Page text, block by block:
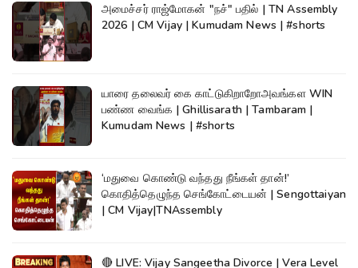
அமைச்சர் ராஜ்மோகன் "நச்" பதில் | TN Assembly
2026 | CM Vijay | Kumudam News | #shorts
யாரை தலைவர் கை காட்டுகிறாறோஅவங்கள WIN
பண்ண வைங்க | Ghillisarath | Tambaram |
Kumudam News | #shorts
‘மதுவை கொண்டு வந்தது நீங்கள் தான்!’
கொதித்தெழுந்த செங்கோட்டையன் | Sengottaiyan
| CM Vijay|TNAssembly
🔴 LIVE: Vijay Sangeetha Divorce | Vera Level